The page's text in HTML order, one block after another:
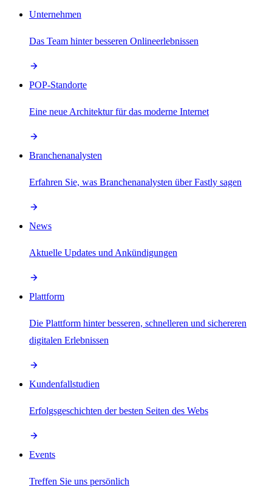
Unternehmen
Das Team hinter besseren Onlineerlebnissen
POP-Standorte
Eine neue Architektur für das moderne Internet
Branchenanalysten
Erfahren Sie, was Branchenanalysten über Fastly sagen
News
Aktuelle Updates und Ankündigungen
Plattform
Die Plattform hinter besseren, schnelleren und sichereren
digitalen Erlebnissen
Kundenfallstudien
Erfolgsgeschichten der besten Seiten des Webs
Events
Treffen Sie uns persönlich